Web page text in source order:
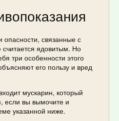
связанные с
считается ядовитым. Но
три особенности этого
его пользу и вред
мускарин, который
если вы вымочите и
указанной ниже.